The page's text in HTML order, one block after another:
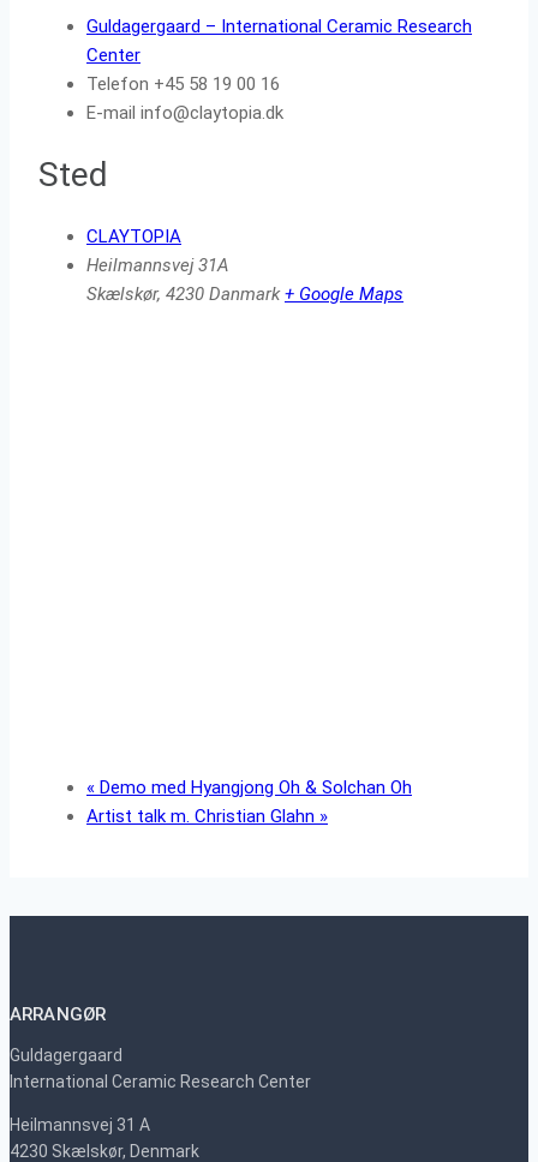
Guldagergaard – International Ceramic Research
Center
Telefon +45 58 19 00 16
E-mail info@claytopia.dk
Sted
CLAYTOPIA
Heilmannsvej 31A
Skælskør, 4230 Danmark + Google Maps
« Demo med Hyangjong Oh & Solchan Oh
Artist talk m. Christian Glahn »
ARRANGØR
Guldagergaard
International Ceramic Research Center
Heilmannsvej 31 A
4230 Skælskør, Denmark